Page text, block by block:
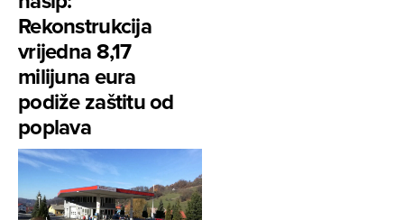
Rekonstrukcija
vrijedna 8,17
milijuna eura
podiže zaštitu od
poplava